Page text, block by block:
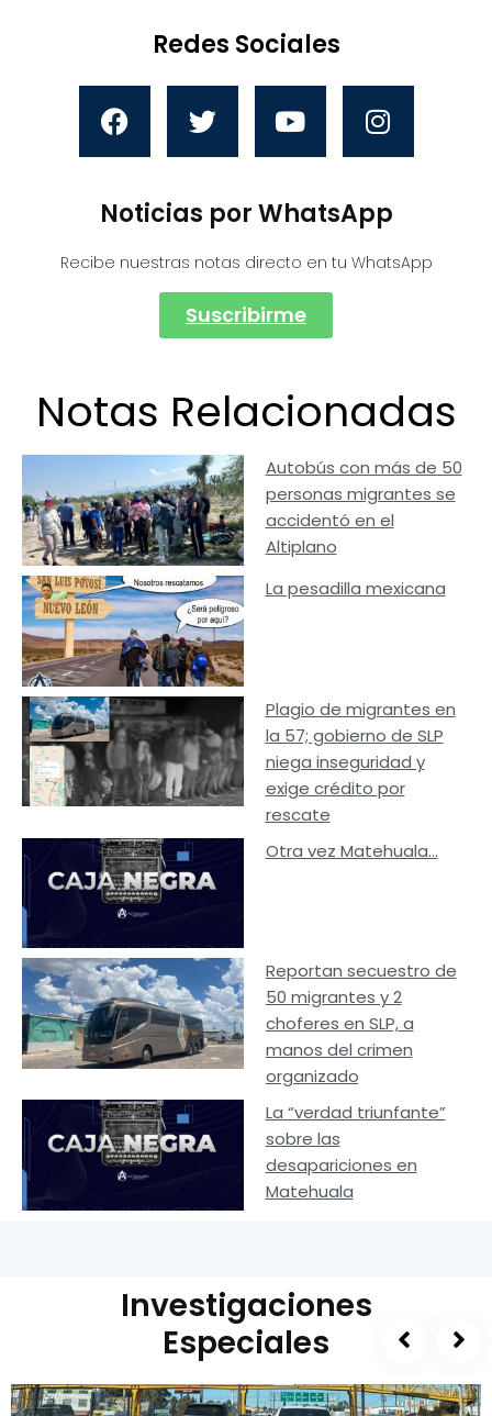
Redes Sociales
Noticias por WhatsApp
Recibe nuestras notas directo en tu WhatsApp
Suscribirme
Notas Relacionadas
Autobús con más de 50
personas migrantes se
accidentó en el
Altiplano
La pesadilla mexicana
Plagio de migrantes en
la 57; gobierno de SLP
niega inseguridad y
exige crédito por
rescate
Otra vez Matehuala…
Reportan secuestro de
50 migrantes y 2
choferes en SLP, a
manos del crimen
organizado
La “verdad triunfante”
sobre las
desapariciones en
Matehuala
Investigaciones
Especiales